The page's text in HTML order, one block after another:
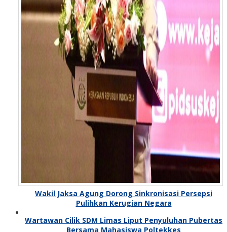
Wakil Jaksa Agung Dorong Sinkronisasi Persepsi
Pulihkan Kerugian Negara
Wartawan Cilik SDM Limas Liput Penyuluhan Pubertas
Bersama Mahasiswa Poltekkes